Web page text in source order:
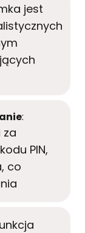
jest
:
za
PIN,
co